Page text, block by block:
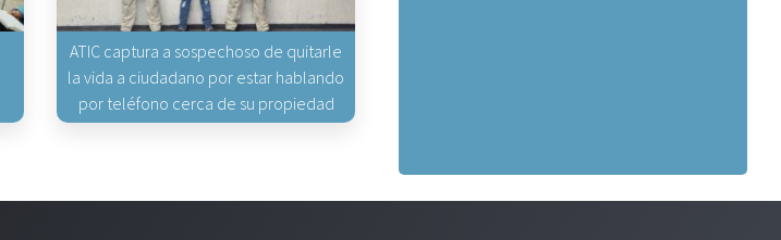
ATIC captura a sospechoso de quitarle
la vida a ciudadano por estar hablando
por teléfono cerca de su propiedad